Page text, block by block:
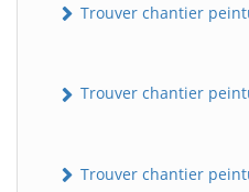
Trouver chantier
Trouver chantier
Trouver chantier